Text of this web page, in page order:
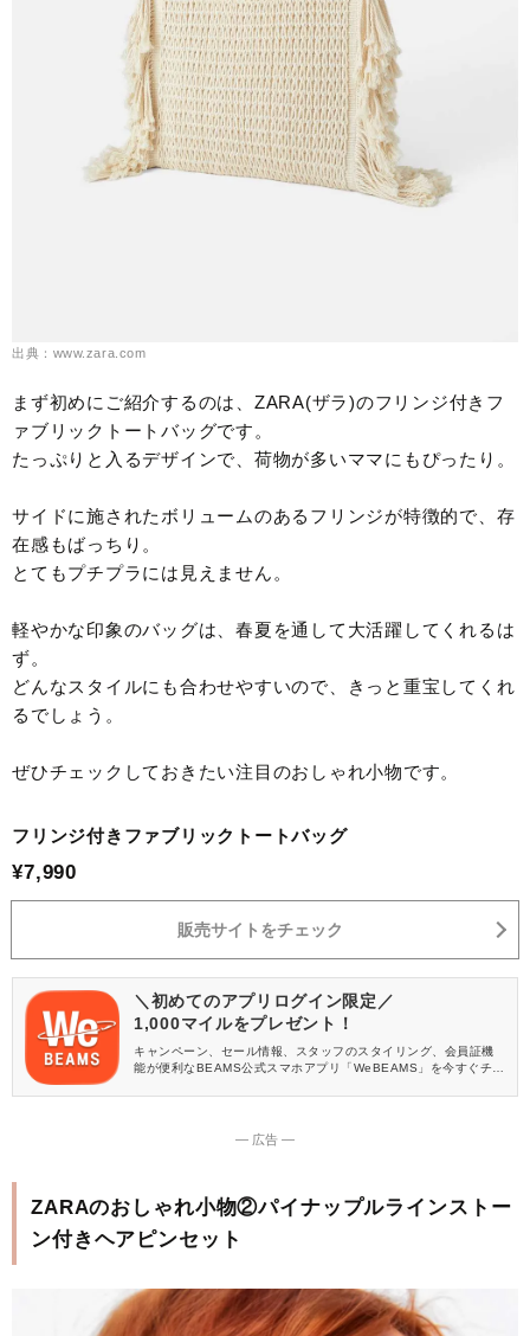
出典：www.zara.com
まず初めにご紹介するのは、ZARA(ザラ)のフリンジ付きフ
ァブリックトートバッグです。
たっぷりと入るデザインで、荷物が多いママにもぴったり。
サイドに施されたボリュームのあるフリンジが特徴的で、存
在感もばっちり。
とてもプチプラには見えません。
軽やかな印象のバッグは、春夏を通して大活躍してくれるは
ず。
どんなスタイルにも合わせやすいので、きっと重宝してくれ
るでしょう。
ぜひチェックしておきたい注目のおしゃれ小物です。
フリンジ付きファブリックトートバッグ
¥7,990
販売サイトをチェック
＼初めてのアプリログイン限定／
1,000マイルをプレゼント！
キャンペーン、セール情報、スタッフのスタイリング、会員証機
能が便利なBEAMS公式スマホアプリ「WeBEAMS」を今すぐチェ
― 広告 ―
ZARAのおしゃれ小物②パイナップルラインストー
ン付きヘアピンセット